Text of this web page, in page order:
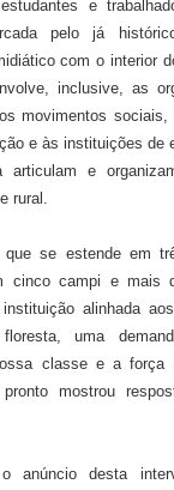
e
pelo já
com o interior
inclusive, as
movimentos sociais,
e às instituições de
articulam e
rural.
que se estende em
cinco campi e mais
alinhada
uma
classe e a força
mostrou
anúncio desta